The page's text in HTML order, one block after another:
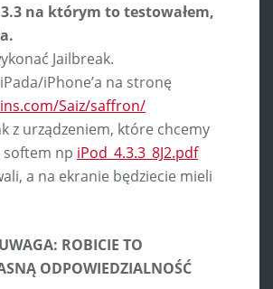
na którym to testowałem,
Jailbreak.
iPhone’a na stronę
Saiz/saffron/
z urządzeniem, które chcemy
softem np iPod_4.3.3_8J2.pdf
a na ekranie będziecie mieli
UWAGA: ROBICIE TO
ODPOWIEDZIALNOŚĆ